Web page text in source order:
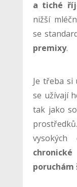
a tiché
nižší
se
premixy.
Je třeba si
se užívají
tak jako